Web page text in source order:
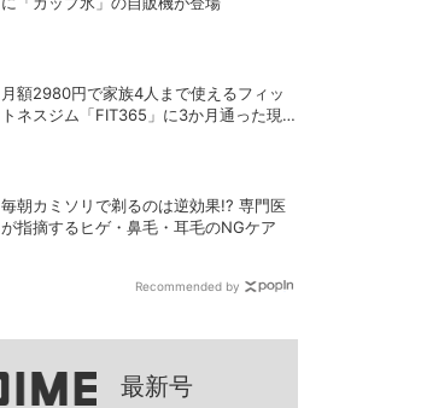
月額2980円で家族4人まで使えるフィッ
トネスジム「FIT365」に3か月通った現在
毎朝カミソリで剃るのは逆効果!? 専門医
が指摘するヒゲ・鼻毛・耳毛のNGケア
Recommended by
最新号